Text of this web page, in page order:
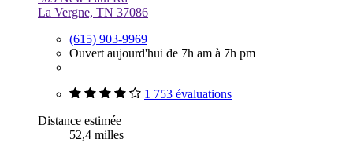
La Vergne, TN 37086
(615) 903-9969
Ouvert aujourd'hui de 7h am à 7h pm
1 753 évaluations
Distance estimée
52,4 milles